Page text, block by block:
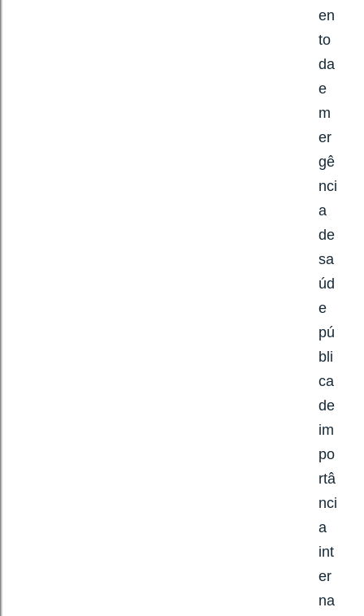
en
to
da
e
m
er
gê
nci
a
de
sa
úd
e
pú
bli
ca
de
im
po
rtâ
nci
a
int
er
na